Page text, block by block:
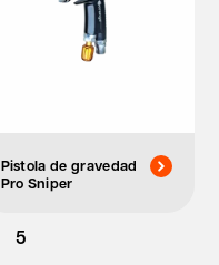
Pistola de gravedad
Pro Sniper
5